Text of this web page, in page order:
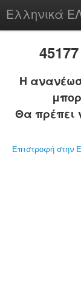
Ελληνικά
chesstu.be @
Login
Η
Θα πρέπει
Επιστροφή στην